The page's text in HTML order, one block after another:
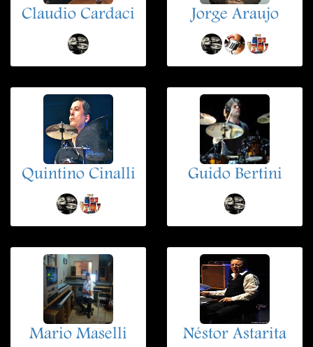
Claudio Cardaci Jorge Araujo
Quintino Cinalli Guido Bertini
Mario Maselli Néstor Astarita